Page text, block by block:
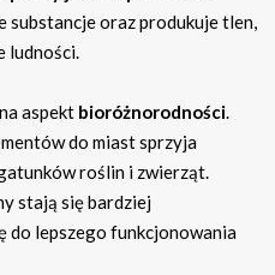
substancje oraz produkuje tlen,
ludności.
aspekt bioróżnorodności.
do miast sprzyja
roślin i zwierząt.
stają się bardziej
do lepszego funkcjonowania